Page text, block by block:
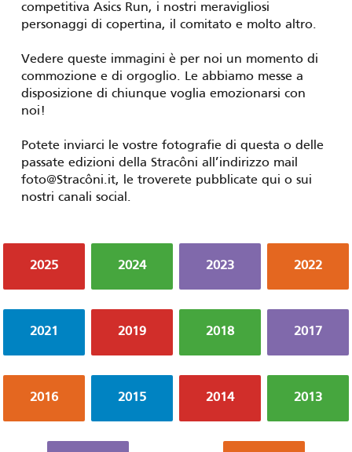
competitiva Asics Run, i nostri meravigliosi
personaggi di copertina, il comitato e molto altro.
Vedere queste immagini è per noi un momento di
commozione e di orgoglio. Le abbiamo messe a
disposizione di chiunque voglia emozionarsi con
noi!
Potete inviarci le vostre fotografie di questa o delle
passate edizioni della Stracôni all’indirizzo mail
foto@Stracôni.it, le troverete pubblicate qui o sui
nostri canali social.
2025 2024 2023 2022
2021 2019 2018 2017
2016 2015 2014 2013